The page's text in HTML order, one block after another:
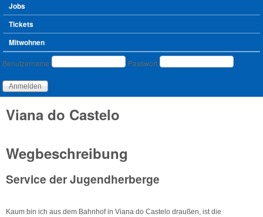
Jobs
Tickets
Mitwohnen
Benutzeranmeldung
Benutzername Passwort
Viana do Castelo
Wegbeschreibung
Service der Jugendherberge
Kaum bin ich aus dem Bahnhof in Viana do Castelo draußen, ist die